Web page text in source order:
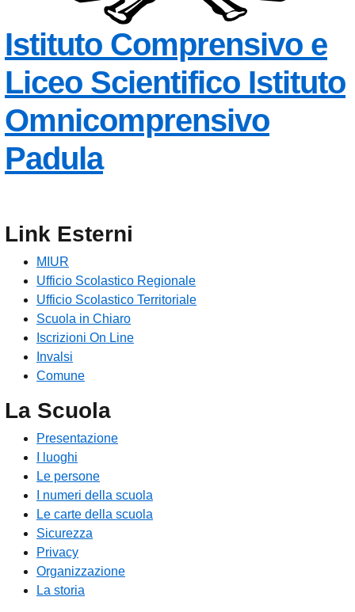
Istituto Comprensivo e
Liceo Scientifico Istituto
Omnicomprensivo
Padula
Link Esterni
MIUR
Ufficio Scolastico Regionale
Ufficio Scolastico Territoriale
Scuola in Chiaro
Iscrizioni On Line
Invalsi
Comune
La Scuola
Presentazione
I luoghi
Le persone
I numeri della scuola
Le carte della scuola
Sicurezza
Privacy
Organizzazione
La storia